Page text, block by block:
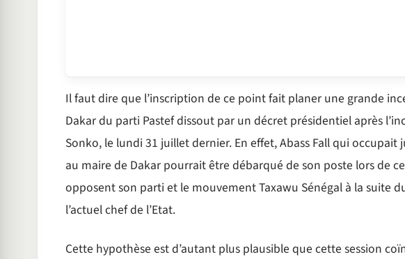
Il faut dire que l’inscription de ce point fait planer une grande
Dakar du parti Pastef dissout par un décret présidentiel après
Sonko, le lundi 31 juillet dernier. En effet, Abass Fall qui
au maire de Dakar pourrait être débarqué de son poste lors de
opposent son parti et le mouvement Taxawu Sénégal à la suite
l’actuel chef de l’Etat.
Cette hypothèse est d’autant plus plausible que cette session